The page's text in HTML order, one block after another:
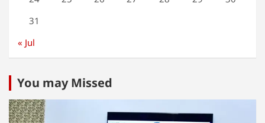
31
« Jul
You may Missed